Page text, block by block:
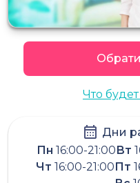
Что
Дни
Пн 16:00-21:00 Вт
Чт 16:00-21:00 Пт